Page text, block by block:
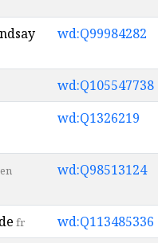
wd:Q99984282
wd:Q105547738
wd:Q1326219
en wd:Q98513124
fr wd:Q113485336